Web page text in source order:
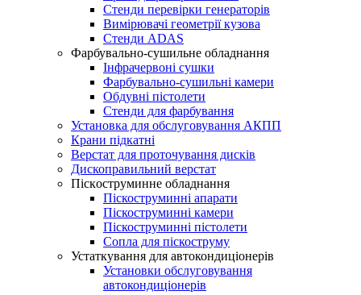
Стенди перевірки генераторів
Вимірювачі геометрії кузова
Стенди ADAS
Фарбувально-сушильне обладнання
Інфрачервоні сушки
Фарбувально-сушильні камери
Обдувні пістолети
Стенди для фарбування
Установка для обслуговування АКПП
Крани підкатні
Верстат для проточування дисків
Дископравильний верстат
Піcкocтpуминнe обладнання
Піскоструминні апарати
Піскоструминні камери
Піскоструминні пістолети
Сопла для піскоструму
Устаткування для автокондиціонерів
Установки обслуговування
автокондиціонерів